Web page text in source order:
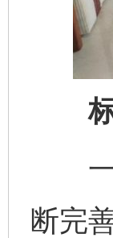
标
一
断完